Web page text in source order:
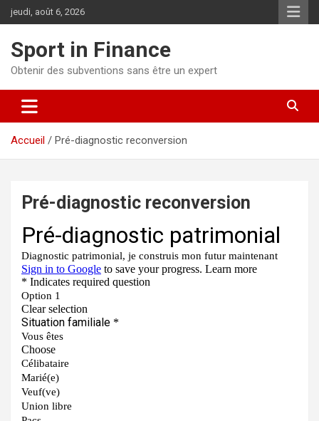
jeudi, août 6, 2026
Sport in Finance
Obtenir des subventions sans être un expert
Accueil Pré-diagnostic reconversion
Pré-diagnostic reconversion